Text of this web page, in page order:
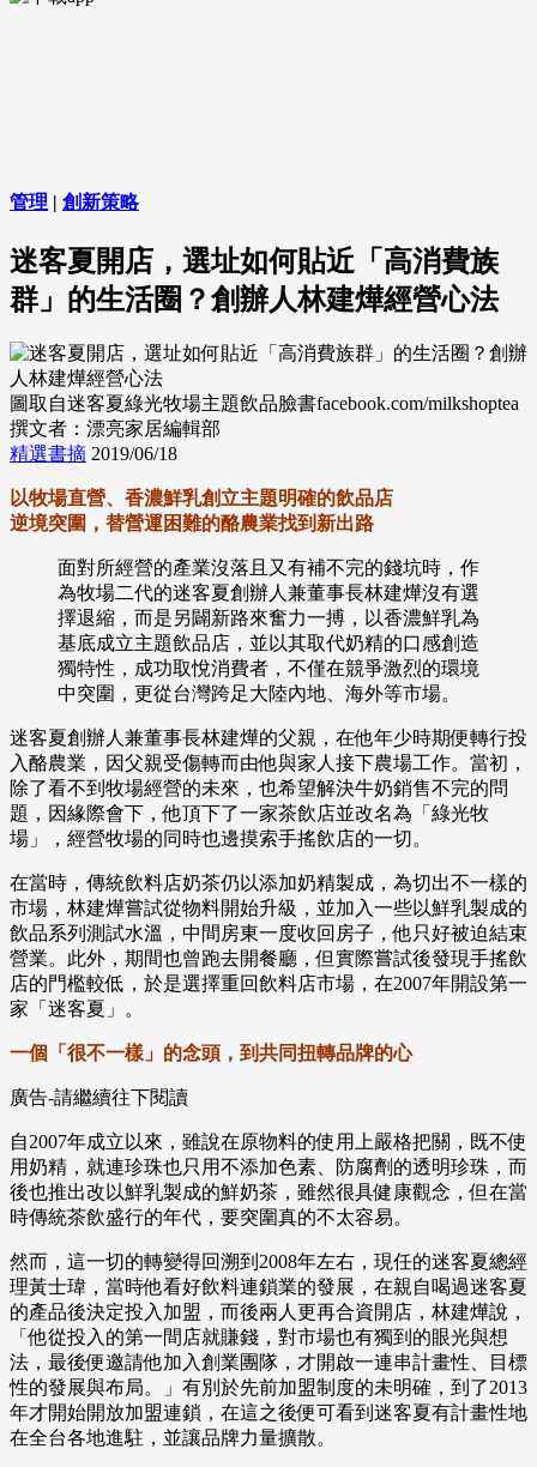
管理 | 創新策略
迷客夏開店，選址如何貼近「高消費族
群」的生活圈？創辦人林建燁經營心法
圖取自迷客夏綠光牧場主題飲品臉書facebook.com/milkshoptea
撰文者：漂亮家居編輯部
精選書摘 2019/06/18
以牧場直營、香濃鮮乳創立主題明確的飲品店
逆境突圍，替營運困難的酪農業找到新出路
面對所經營的產業沒落且又有補不完的錢坑時，作
為牧場二代的迷客夏創辦人兼董事長林建燁沒有選
擇退縮，而是另闢新路來奮力一搏，以香濃鮮乳為
基底成立主題飲品店，並以其取代奶精的口感創造
獨特性，成功取悅消費者，不僅在競爭激烈的環境
中突圍，更從台灣跨足大陸內地、海外等市場。
迷客夏創辦人兼董事長林建燁的父親，在他年少時期便轉行投
入酪農業，因父親受傷轉而由他與家人接下農場工作。當初，
除了看不到牧場經營的未來，也希望解決牛奶銷售不完的問
題，因緣際會下，他頂下了一家茶飲店並改名為「綠光牧
場」，經營牧場的同時也邊摸索手搖飲店的一切。
在當時，傳統飲料店奶茶仍以添加奶精製成，為切出不一樣的
市場，林建燁嘗試從物料開始升級，並加入一些以鮮乳製成的
飲品系列測試水溫，中間房東一度收回房子，他只好被迫結束
營業。此外，期間也曾跑去開餐廳，但實際嘗試後發現手搖飲
店的門檻較低，於是選擇重回飲料店市場，在2007年開設第一
家「迷客夏」。
一個「很不一樣」的念頭，到共同扭轉品牌的心
廣告-請繼續往下閱讀
自2007年成立以來，雖說在原物料的使用上嚴格把關，既不使
用奶精，就連珍珠也只用不添加色素、防腐劑的透明珍珠，而
後也推出改以鮮乳製成的鮮奶茶，雖然很具健康觀念，但在當
時傳統茶飲盛行的年代，要突圍真的不太容易。
然而，這一切的轉變得回溯到2008年左右，現任的迷客夏總經
理黃士瑋，當時他看好飲料連鎖業的發展，在親自喝過迷客夏
的產品後決定投入加盟，而後兩人更再合資開店，林建燁說，
「他從投入的第一間店就賺錢，對市場也有獨到的眼光與想
法，最後便邀請他加入創業團隊，才開啟一連串計畫性、目標
性的發展與布局。」有別於先前加盟制度的未明確，到了2013
年才開始開放加盟連鎖，在這之後便可看到迷客夏有計畫性地
在全台各地進駐，並讓品牌力量擴散。